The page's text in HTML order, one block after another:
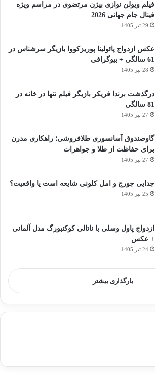
فیلم ویولن نوازی بیژن مرتضوی در مراسم ویژه
فینال جام جهانی 2026
29 تیر 1405
عکس ازدواج پائولینا پوریزکووا بازیگر سرشناس در
61 سالگی + بیوگرافی
28 تیر 1405
درگذشت برندا فریکر بازیگر فیلم تنها در خانه در
81 سالگی
27 تیر 1405
گاوصندوق آسانسوری طلافروشی؛ راهکاری مدرن
برای حفاظت از طلا و جواهرات
27 تیر 1405
جدایی جورج و امل کلونی شایعه است یا واقعیت؟
25 تیر 1405
ازدواج پاول وسلی با ناتالی کوکنبورگ مدل آلمانی
+ عکس
24 تیر 1405
بارگذاری بیشتر